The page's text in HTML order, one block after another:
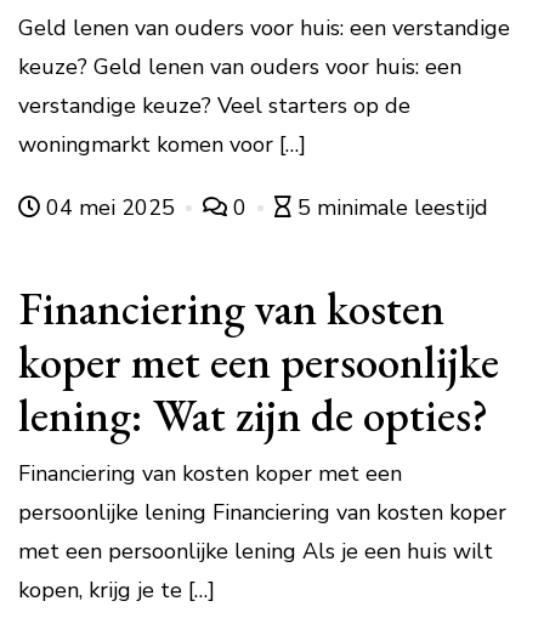
Geld lenen van ouders voor huis: een verstandige
keuze? Geld lenen van ouders voor huis: een
verstandige keuze? Veel starters op de
woningmarkt komen voor […]
04 mei 2025 0 5 minimale leestijd
Financiering van kosten
koper met een persoonlijke
lening: Wat zijn de opties?
Financiering van kosten koper met een
persoonlijke lening Financiering van kosten koper
met een persoonlijke lening Als je een huis wilt
kopen, krijg je te […]